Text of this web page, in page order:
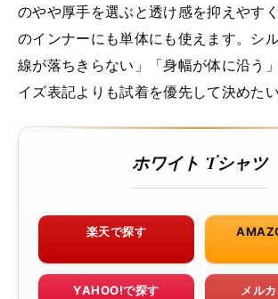
のやや厚手を選ぶと透け感を抑えやす
のインナーにも単体にも使えます。シ
線が落ちきらない」「身幅が体に沿う
イズ表記よりも試着を優先して決めた
ホワイト Tシャツ
楽天で探す
YAHOO!で探す メル